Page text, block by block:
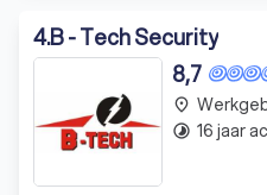
4.B - Tech Security
8,7
place
timelapse 16 jaar